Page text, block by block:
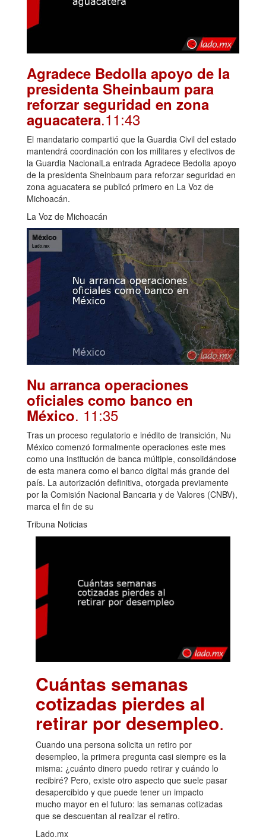
Agradece Bedolla apoyo de la
presidenta Sheinbaum para
reforzar seguridad en zona
aguacatera.11:43
El mandatario compartió que la Guardia Civil del estado
mantendrá coordinación con los militares y efectivos de
la Guardia NacionalLa entrada Agradece Bedolla apoyo
de la presidenta Sheinbaum para reforzar seguridad en
zona aguacatera se publicó primero en La Voz de
Michoacán.
La Voz de Michoacán
Nu arranca operaciones
oficiales como banco en
México. 11:35
Tras un proceso regulatorio e inédito de transición, Nu
México comenzó formalmente operaciones este mes
como una institución de banca múltiple, consolidándose
de esta manera como el banco digital más grande del
país. La autorización definitiva, otorgada previamente
por la Comisión Nacional Bancaria y de Valores (CNBV),
marca el fin de su
Tribuna Noticias
Cuántas semanas
cotizadas pierdes al
retirar por desempleo.
Cuando una persona solicita un retiro por
desempleo, la primera pregunta casi siempre es la
misma: ¿cuánto dinero puedo retirar y cuándo lo
recibiré? Pero, existe otro aspecto que suele pasar
desapercibido y que puede tener un impacto
mucho mayor en el futuro: las semanas cotizadas
que se descuentan al realizar el retiro.
Lado.mx